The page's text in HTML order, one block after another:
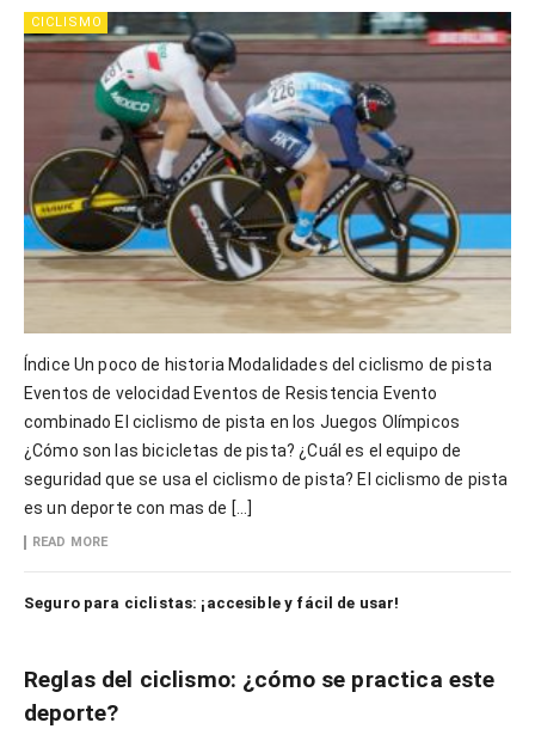
CICLISMO
Índice Un poco de historia Modalidades del ciclismo de pista
Eventos de velocidad Eventos de Resistencia Evento
combinado El ciclismo de pista en los Juegos Olímpicos
¿Cómo son las bicicletas de pista? ¿Cuál es el equipo de
seguridad que se usa el ciclismo de pista? El ciclismo de pista
es un deporte con mas de […]
READ MORE
Seguro para ciclistas: ¡accesible y fácil de usar!
Reglas del ciclismo: ¿cómo se practica este
deporte?